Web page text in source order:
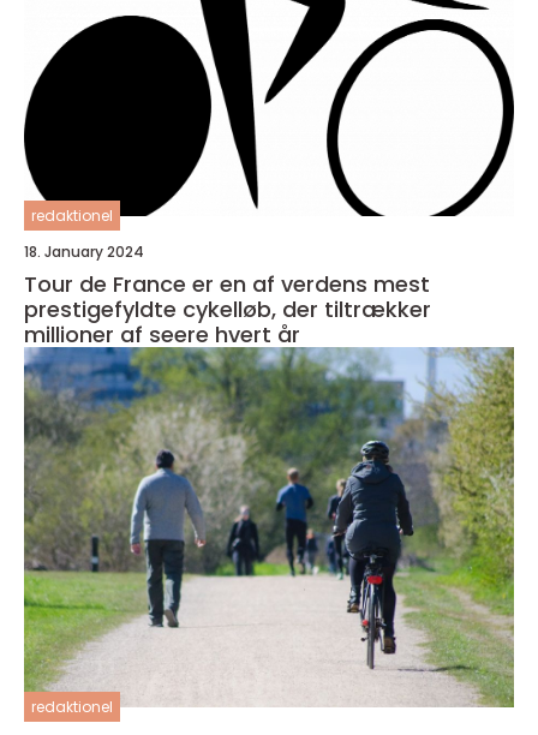
redaktionel
18. January 2024
Tour de France er en af verdens mest
prestigefyldte cykelløb, der tiltrækker
millioner af seere hvert år
redaktionel